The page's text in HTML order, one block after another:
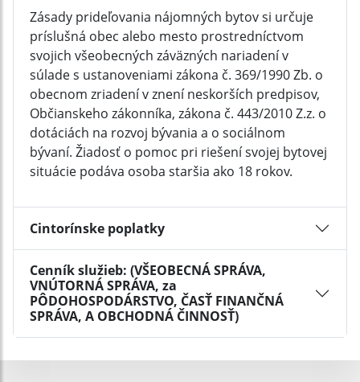
Zásady prideľovania nájomných bytov si určuje
príslušná obec alebo mesto prostredníctvom
svojich všeobecných záväzných nariadení v
súlade s ustanoveniami zákona č. 369/1990 Zb. o
obecnom zriadení v znení neskorších predpisov,
Občianskeho zákonníka, zákona č. 443/2010 Z.z. o
dotáciách na rozvoj bývania a o sociálnom
bývaní. Žiadosť o pomoc pri riešení svojej bytovej
situácie podáva osoba staršia ako 18 rokov.
Cintorínske poplatky
Cenník služieb: (VŠEOBECNÁ SPRÁVA,
VNÚTORNÁ SPRÁVA, za
PÔDOHOSPODÁRSTVO, ČASŤ FINANČNÁ
SPRÁVA, A OBCHODNÁ ČINNOSŤ)